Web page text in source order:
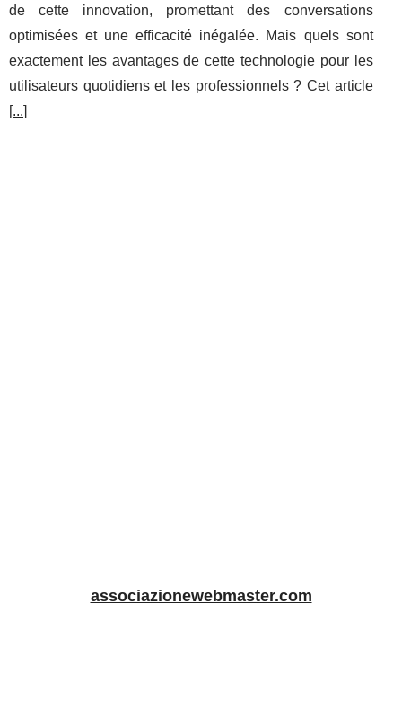
de cette innovation, promettant des conversations
optimisées et une efficacité inégalée. Mais quels sont
exactement les avantages de cette technologie pour les
utilisateurs quotidiens et les professionnels ? Cet article
[...]
associazionewebmaster.com